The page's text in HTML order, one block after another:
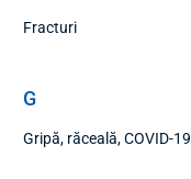
Fracturi
G
Gripă, răceală, COVID-19